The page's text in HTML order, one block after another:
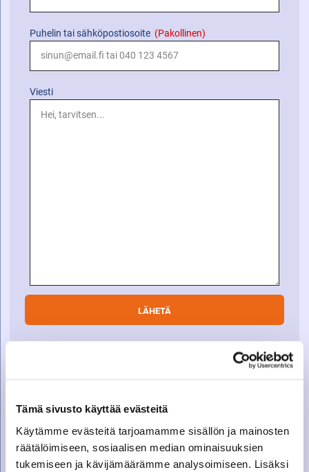
Tämä sivusto käyttää evästeitä
Käytämme evästeitä tarjoamamme sisällön ja mainosten
räätälöimiseen, sosiaalisen median ominaisuuksien
tukemiseen ja kävijämäärämme analysoimiseen. Lisäksi
Puhelin tai sähköpostiosoite (Pakollinen)
Viesti
Varaosamyynti
varaosat@suomenkonetalo.fi